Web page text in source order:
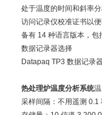
处于温度的时间和斜率
访问记录仪校准证书以
备有 14 种语言版本，包
数据记录器选择
Datapaq TP3 数据记录
热处理炉温度分析系统
采样间隔：不用遥测 0.1